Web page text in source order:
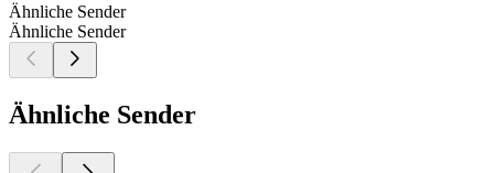
Ähnliche Sender
Ähnliche Sender
Ähnliche Sender